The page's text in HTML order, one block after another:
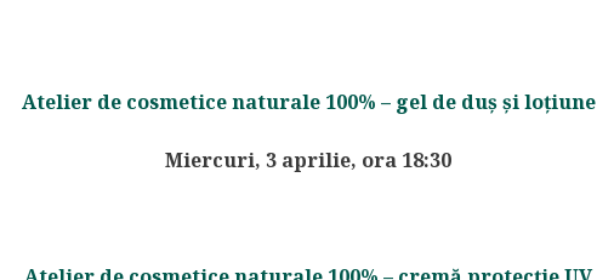
Atelier de cosmetice naturale 100% – gel de duș și loțiune
Miercuri, 3 aprilie, ora 18:30